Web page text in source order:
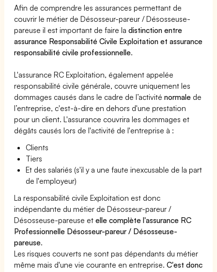
Afin de comprendre les assurances permettant de
couvrir le métier de Désosseur-pareur / Désosseuse-
pareuse il est important de faire ladistinction entre
assurance Responsabilité Civile Exploitation et assurance
responsabilité civile professionnelle.
L'assurance RC Exploitation, également appelée
responsabilité civile générale, couvre uniquement les
dommages causés dans le cadre de l’activiténormale de
l’entreprise, c'est-à-dire en dehors d'une prestation
pour un client. L'assurance couvrira les dommages et
dégâts causés lors de l'activité de l'entreprise à :
Clients
Tiers
Et des salariés (s'il y a une faute inexcusable de la part
de l'employeur)
La responsabilité civile Exploitation est donc
indépendante du métier de Désosseur-pareur /
Désosseuse-pareuse etelle complète l'assurance RC
Professionnelle Désosseur-pareur / Désosseuse-
pareuse.
Les risques couverts ne sont pas dépendants du métier
même mais d'une vie courante en entreprise.C'est donc